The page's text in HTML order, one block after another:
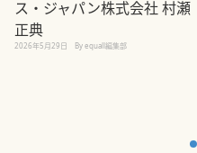
ス・ジャパン株式会社 村瀬
正典
2026年5月29日 By equall編集部